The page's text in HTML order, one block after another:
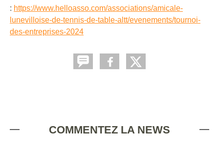
: https://www.helloasso.com/associations/amicale-
lunevilloise-de-tennis-de-table-altt/evenements/tournoi-
des-entreprises-2024
COMMENTEZ LA NEWS